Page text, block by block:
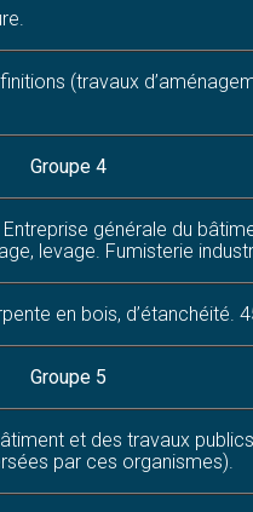
(travaux
Groupe 4
générale du
levage. Fumisterie
en bois, d’étanchéité.
Groupe 5
et des travaux
par ces organismes).